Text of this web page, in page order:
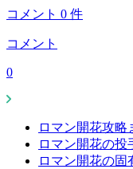
コメント 0 件
コメント
0
ロマン開花攻略
ロマン開花の投
ロマン開花の固